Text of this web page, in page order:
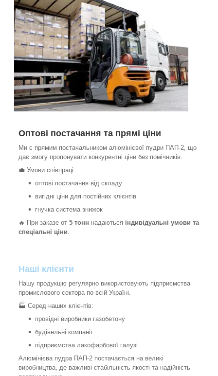
Оптові постачання та прямі ціни
Ми є прямим постачальником алюмінієвої пудри ПАП-2, що
дає змогу пропонувати конкурентні ціни без помічників.
💼 Умови співпраці:
оптові постачання від складу
вигідні ціни для постійних клієнтів
гнучка система знижок
🔥 При заказе от 5 тонн надаються індивідуальні умови та
спеціальні ціни
Наші клієнти
Нашу продукцію регулярно використовують підприємства
промислового сектора по всій Україні.
🏭 Серед наших клієнтів:
провідні виробники газобетону
будівельні компанії
підприємства лакофарбової галузі
Алюмінієва пудра ПАП-2 постачається на великі
виробництва, де важливі стабільність якості та надійність